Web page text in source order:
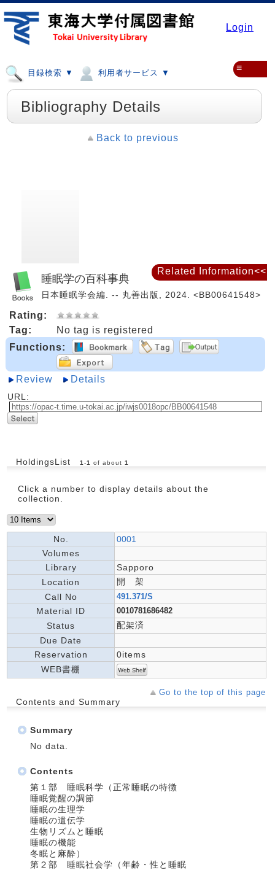
Login
目録検索 ▼ 利用者サービス ▼ ≡
Bibliography Details
Back to previous
睡眠学の百科事典
日本睡眠学会編. -- 丸善出版, 2024. <BB00641548>
Rating:
Tag:
No tag is registered
Functions:
Review Details
URL:
HoldingsList 1 -1 of about 1
Click a number to display details about the
collection.
No.
0001
Volumes
Library
Sapporo
Location
開 架
Call No
491.371/S
Material ID 0010781686482
Status
配架済
Due Date
Reservation
0items
WEB書棚
Go to the top of this page
Contents and Summary
Summary
No data.
Contents
第１部 睡眠科学（正常睡眠の特徴
睡眠覚醒の調節
睡眠の生理学
睡眠の遺伝学
生物リズムと睡眠
睡眠の機能
冬眠と麻酔）
第２部 睡眠社会学（年齢・性と睡眠
Related Information<<